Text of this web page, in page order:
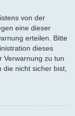
von der
eine dieser
erteilen. Bitte
dieses
Verwarnung zu tun
die nicht sicher bist,